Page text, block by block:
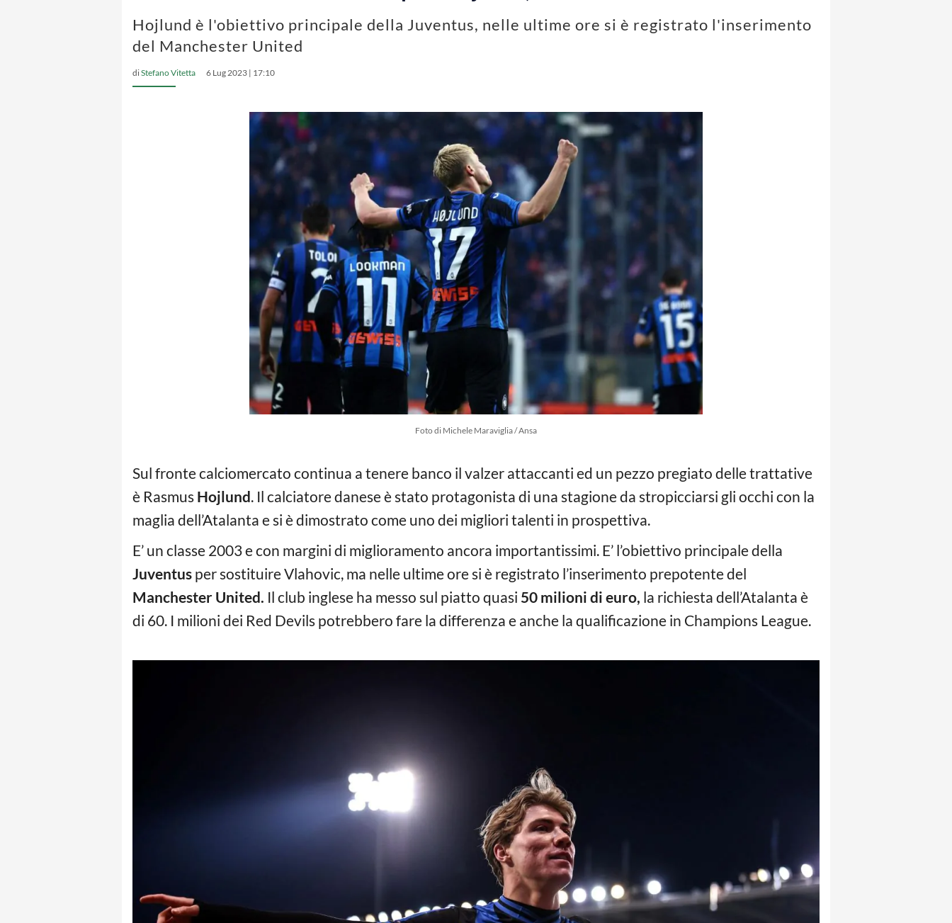
Hojlund è l'obiettivo principale della Juventus, nelle ultime ore si è registrato l'inserimento
del Manchester United
diStefano Vitetta 6 Lug 2023 | 17:10
Foto di Michele Maraviglia / Ansa
Sul fronte calciomercato continua a tenere banco il valzer attaccanti ed un pezzo pregiato delle trattative
è Rasmus Hojlund. Il calciatore danese è stato protagonista di una stagione da stropicciarsi gli occhi con la
maglia dell’Atalanta e si è dimostrato come uno dei migliori talenti in prospettiva.
E’ un classe 2003 e con margini di miglioramento ancora importantissimi. E’ l’obiettivo principale della
Juventus per sostituire Vlahovic, ma nelle ultime ore si è registrato l’inserimento prepotente del
Manchester United. Il club inglese ha messo sul piatto quasi 50 milioni di euro, la richiesta dell’Atalanta è
di 60. I milioni dei Red Devils potrebbero fare la differenza e anche la qualificazione in Champions League.